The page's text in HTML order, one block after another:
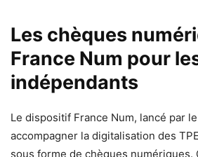
Les chèques
France Num pour
indépendants
Le dispositif France Num, lancé par
accompagner la digitalisation des
sous forme de chèques